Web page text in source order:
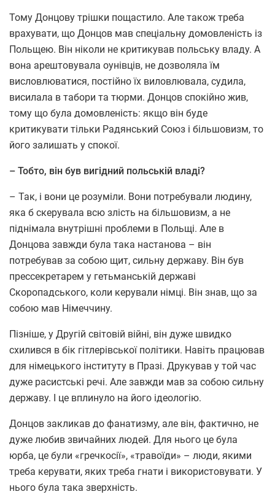
Тому Донцову трішки пощастило. Але також треба
врахувати, що Донцов мав спеціальну домовленість із
Польщею. Він ніколи не критикував польську владу. А
вона арештовувала оунівців, не дозволяла їм
висловлюватися, постійно їх виловлювала, судила,
висилала в табори та тюрми. Донцов спокійно жив,
тому що була домовленість: якщо він буде
критикувати тільки Радянський Союз і більшовизм, то
його залишать у спокої.
– Тобто, він був вигідний польській владі?
– Так, і вони це розуміли. Вони потребували людину,
яка б скерувала всю злість на більшовизм, а не
піднімала внутрішні проблеми в Польщі. Але в
Донцова завжди була така настанова – він
потребував за собою щит, сильну державу. Він був
прессекретарем у гетьманській державі
Скоропадського, коли керували німці. Він знав, що за
собою мав Німеччину.
Пізніше, у Другій світовій війні, він дуже швидко
схилився в бік гітлерівської політики. Навіть працював
для німецького інституту в Празі. Друкував у той час
дуже расистські речі. Але завжди мав за собою сильну
державу. І це вплинуло на його ідеологію.
Донцов закликав до фанатизму, але він, фактично, не
дуже любив звичайних людей. Для нього це була
юрба, це були «гречкосії», «травоїди» – люди, якими
треба керувати, яких треба гнати і використовувати. У
нього була така зверхність.